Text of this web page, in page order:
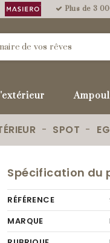
Plus de 3
SPOT
Spécification du
RÉFÉRENCE
MARQUE